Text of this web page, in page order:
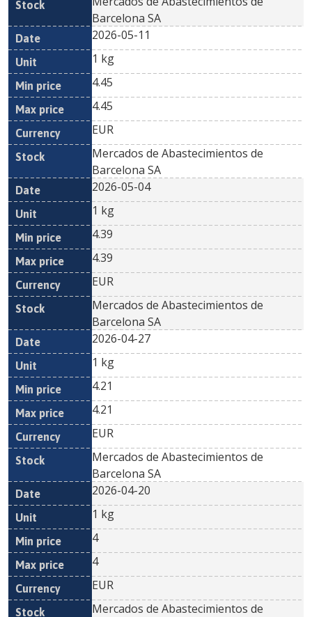
Barcelona SA
2026-05-11
1 kg
4.45
4.45
EUR
Mercados de Abastecimientos de
Barcelona SA
2026-05-04
1 kg
4.39
4.39
EUR
Mercados de Abastecimientos de
Barcelona SA
2026-04-27
1 kg
4.21
4.21
EUR
Mercados de Abastecimientos de
Barcelona SA
2026-04-20
1 kg
4
4
EUR
Mercados de Abastecimientos de